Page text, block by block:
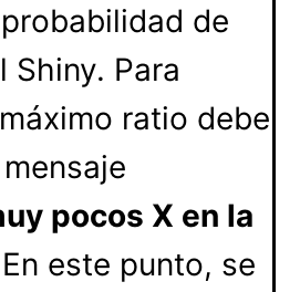
de
Shiny. Para
ratio debe
pocos X en la
este punto, se